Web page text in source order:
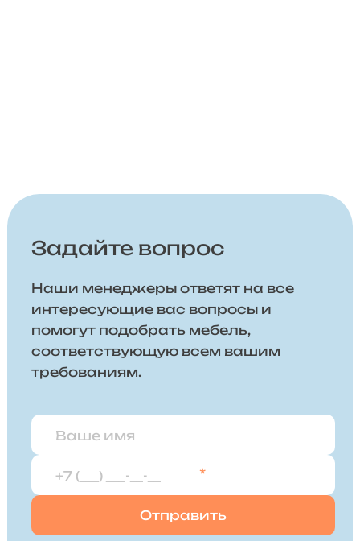
Задайте вопрос
Наши менеджеры ответят на все
интересующие вас вопросы и
помогут подобрать мебель,
соответствующую всем вашим
требованиям.
*